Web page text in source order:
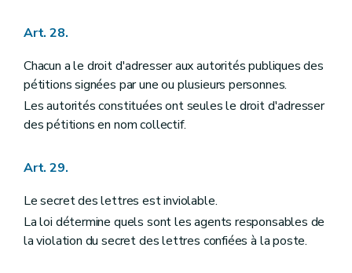
Art. 28.
Chacun a le droit d'adresser aux autorités publiques des
pétitions signées par une ou plusieurs personnes.
Les autorités constituées ont seules le droit d'adresser
des pétitions en nom collectif.
Art. 29.
Le secret des lettres est inviolable.
La loi détermine quels sont les agents responsables de
la violation du secret des lettres confiées à la poste.